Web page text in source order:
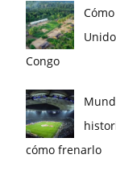
Congo
cómo frenarlo